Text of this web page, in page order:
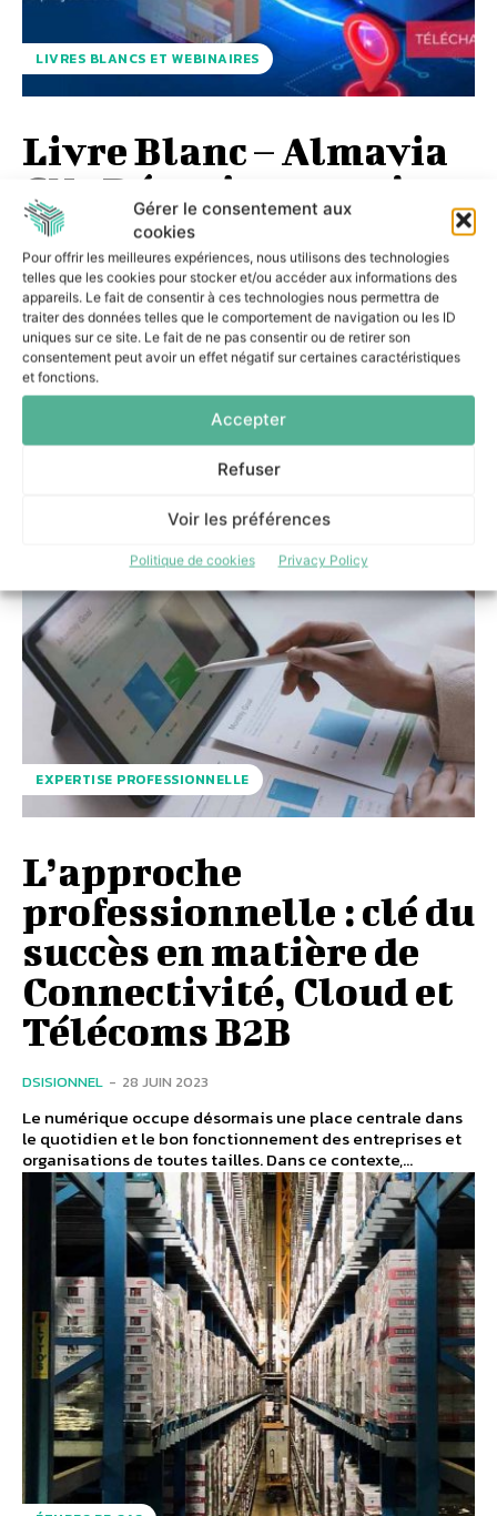
Gérer le consentement aux
cookies
Pour offrir les meilleures expériences, nous utilisons des technologies
telles que les cookies pour stocker et/ou accéder aux informations des
appareils. Le fait de consentir à ces technologies nous permettra de
traiter des données telles que le comportement de navigation ou les ID
uniques sur ce site. Le fait de ne pas consentir ou de retirer son
consentement peut avoir un effet négatif sur certaines caractéristiques
et fonctions.
Accepter
Refuser
Voir les préférences
Politique de cookies Privacy Policy
LIVRES BLANCS ET WEBINAIRES
Livre Blanc – Almavia
CX : Réussir un projet
Customer Data
Platform (CDP)
DSISIONNEL - 29 JUIN 2023
Les données clients peuvent être votre meilleur ami
lorsqu'elles sont correctement utilisées. L'exploitation des
données est l'un des moyens les plus efficaces pour les
EXPERTISE PROFESSIONNELLE
L’approche
professionnelle : clé du
succès en matière de
Connectivité, Cloud et
Télécoms B2B
DSISIONNEL - 28 JUIN 2023
Le numérique occupe désormais une place centrale dans
le quotidien et le bon fonctionnement des entreprises et
organisations de toutes tailles. Dans ce contexte,...